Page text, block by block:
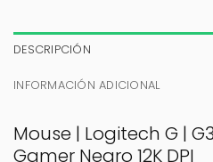
DESCRIPCIÓN
INFORMACIÓN ADICIONAL
Mouse | Logitech G |
Gamer Negro 12K DPI